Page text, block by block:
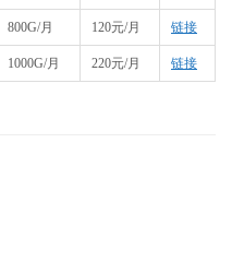
800G/月 120元/月 链接
1000G/月 220元/月 链接